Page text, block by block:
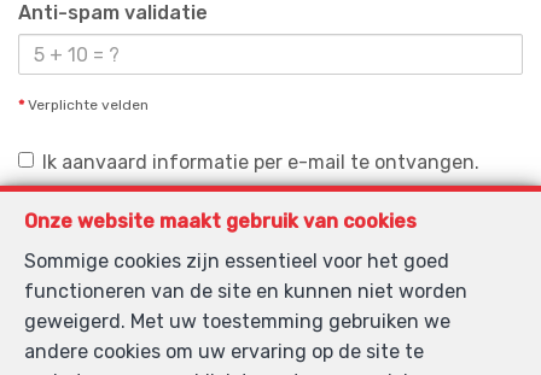
Anti-spam validatie
*Verplichte velden
Ik aanvaard informatie per e-mail te ontvangen.
Door mijn verzoek te verzenden geef ik de
toestemming dat mijn gegevens die in dit formulier
Onze website maakt gebruik van cookies
Sommige cookies zijn essentieel voor het goed
functioneren van de site en kunnen niet worden
geweigerd. Met uw toestemming gebruiken we
andere cookies om uw ervaring op de site te